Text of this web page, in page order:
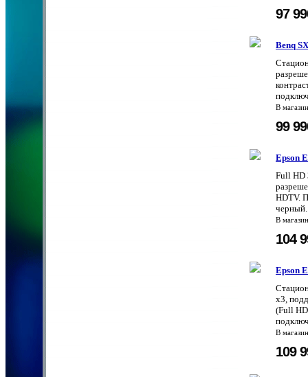
97
Benq
В
99
Epson
Full HD
HDTV.
черный.
В
104
Epson
x3,
(Full
В
109